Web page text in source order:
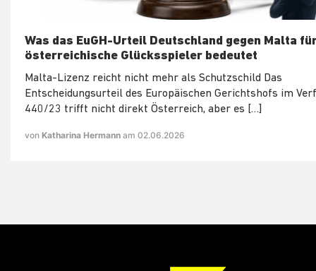
Was das EuGH-Urteil Deutschland gegen Malta
österreichische Glücksspieler bedeutet
Malta-Lizenz reicht nicht mehr als Schutzschild Das
Entscheidungsurteil des Europäischen Gerichtshofs im
440/23 trifft nicht direkt Österreich, aber es […]
von Katharina Hermann am 02.06.2026